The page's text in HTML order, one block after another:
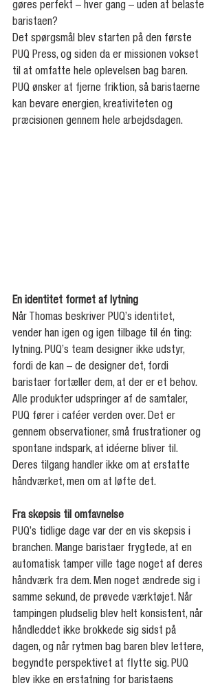
gøres perfekt – hver gang – uden at belaste
baristaen?
Det spørgsmål blev starten på den første
PUQ Press, og siden da er missionen vokset
til at omfatte hele oplevelsen bag baren.
PUQ ønsker at fjerne friktion, så baristaerne
kan bevare energien, kreativiteten og
præcisionen gennem hele arbejdsdagen.
En identitet formet af lytning
Når Thomas beskriver PUQ’s identitet,
vender han igen og igen tilbage til én ting:
lytning. PUQ’s team designer ikke udstyr,
fordi de kan – de designer det, fordi
baristaer fortæller dem, at der er et behov.
Alle produkter udspringer af de samtaler,
PUQ fører i caféer verden over. Det er
gennem observationer, små frustrationer og
spontane indspark, at idéerne bliver til.
Deres tilgang handler ikke om at erstatte
håndværket, men om at løfte det.
Fra skepsis til omfavnelse
PUQ’s tidlige dage var der en vis skepsis i
branchen. Mange baristaer frygtede, at en
automatisk tamper ville tage noget af deres
håndværk fra dem. Men noget ændrede sig i
samme sekund, de prøvede værktøjet. Når
tampingen pludselig blev helt konsistent, når
håndleddet ikke brokkede sig sidst på
dagen, og når rytmen bag baren blev lettere,
begyndte perspektivet at flytte sig. PUQ
blev ikke en erstatning for baristaens